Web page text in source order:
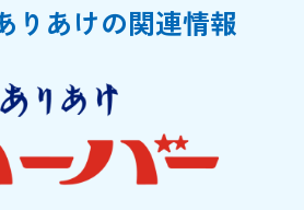
りあけの関連情報